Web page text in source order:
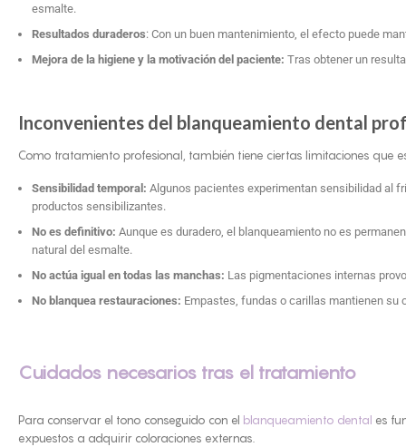
esmalte.
Resultados duraderos: Con un buen mantenimiento, el efecto puede
Mejora de la higiene y la motivación del paciente: Tras obtener un
Inconvenientes del blanqueamiento dental
Como tratamiento profesional, también tiene ciertas limitaciones que
Sensibilidad temporal: Algunos pacientes experimentan sensibilidad al
productos sensibilizantes.
No es definitivo: Aunque es duradero, el blanqueamiento no es
natural del esmalte.
No actúa igual en todas las manchas: Las pigmentaciones internas
No blanquea restauraciones: Empastes, fundas o carillas mantienen su
Cuidados necesarios tras el tratamiento
Para conservar el tono conseguido con el blanqueamiento dental es
expuestos a adquirir coloraciones externas.